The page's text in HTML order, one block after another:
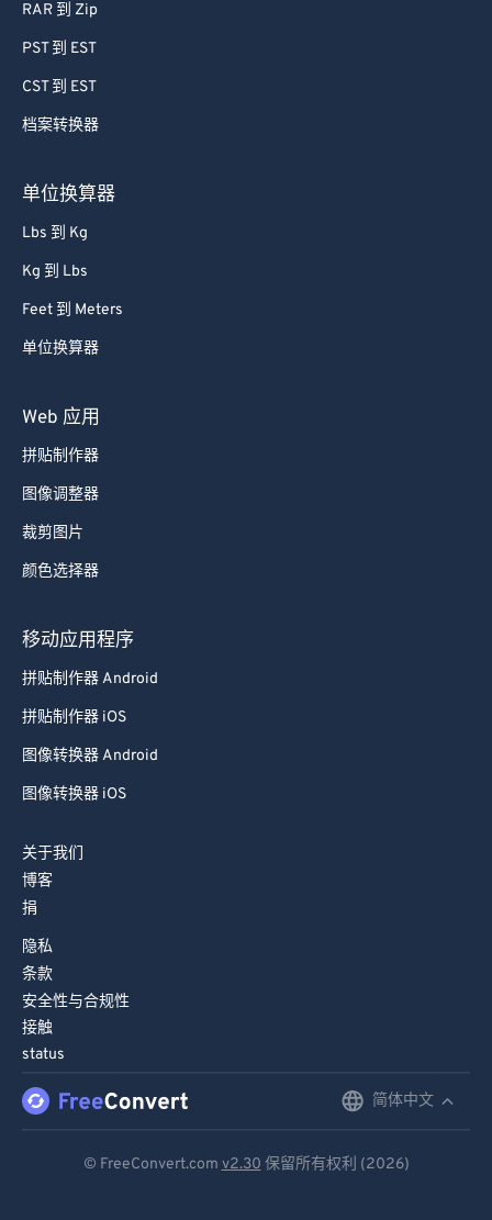
RAR 到 Zip
PST 到 EST
CST 到 EST
档案转换器
单位换算器
Lbs 到 Kg
Kg 到 Lbs
Feet 到 Meters
单位换算器
Web 应用
拼贴制作器
图像调整器
裁剪图片
颜色选择器
移动应用程序
拼贴制作器 Android
拼贴制作器 iOS
图像转换器 Android
图像转换器 iOS
关于我们
博客
捐
隐私
条款
安全性与合规性
接触
status
简体中文
© FreeConvert.com v2.30 保留所有权利 (2026)